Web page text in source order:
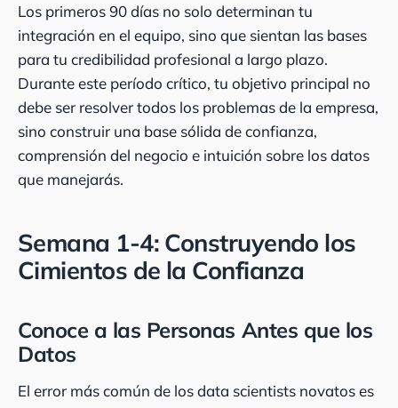
Los primeros 90 días no solo determinan tu
integración en el equipo, sino que sientan las bases
para tu credibilidad profesional a largo plazo.
Durante este período crítico, tu objetivo principal no
debe ser resolver todos los problemas de la empresa,
sino construir una base sólida de confianza,
comprensión del negocio e intuición sobre los datos
que manejarás.
Semana 1-4: Construyendo los
Cimientos de la Confianza
Conoce a las Personas Antes que los
Datos
El error más común de los data scientists novatos es